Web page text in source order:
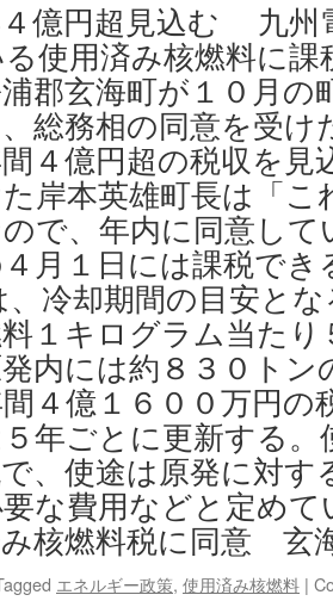
億円超見込む 九州
使用済み核燃料に
郡玄海町が１０月の
総務相の同意を受け
４億円超の税収を見
岸本英雄町長は「こ
で、年内に同意し
月１日には課税で
、冷却期間の目安と
１キログラム当た
内には約８３０ト
４億１６００万円の
年ごとに更新する
、使途は原発に対す
な費用などと定め
み核燃料税に同意 玄
エネルギー政策, 使用済み核燃料 |